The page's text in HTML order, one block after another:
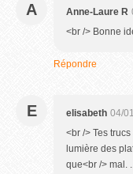
A Anne-Laure R
<br /> Bonne
Répondre
E elisabeth 04/
<br /> Tes
lumière des
que<br /> mal.